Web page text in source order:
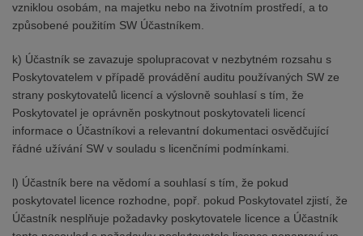
vzniklou osobám, na majetku nebo na životním prostředí, a to
způsobené použitím SW Účastníkem.
k) Účastník se zavazuje spolupracovat v nezbytném rozsahu s
Poskytovatelem v případě provádění auditu používaných SW ze
strany poskytovatelů licencí a výslovně souhlasí s tím, že
Poskytovatel je oprávněn poskytnout poskytovateli licencí
informace o Účastníkovi a relevantní dokumentaci osvědčující
řádné užívání SW v souladu s licenčními podmínkami.
l) Účastník bere na vědomí a souhlasí s tím, že pokud
poskytovatel licence rozhodne, popř. pokud Poskytovatel zjistí, že
Účastník nesplňuje požadavky poskytovatele licence a Účastník